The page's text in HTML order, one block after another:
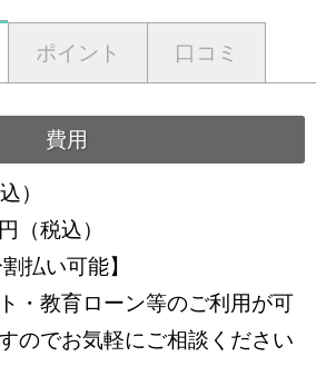
ポイント 口コミ
費用
）
円（税込）
割払い可能】
・教育ローン等のご利用が可
のでお気軽にご相談ください